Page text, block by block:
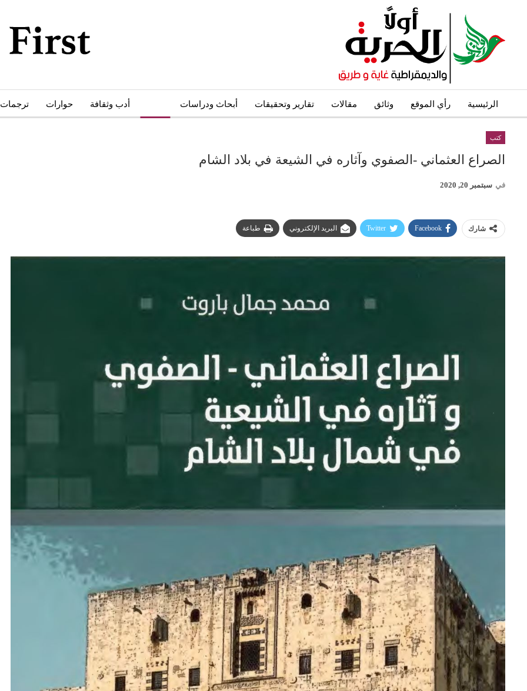
الرئيسية رأي الموقع وثائق مقالات تقارير وتحقيقات أبحاث ودراسات أدب وثقافة حوارات ترجمات
كتب
الصراع العثماني -الصفوي وآثاره في الشيعة في بلاد الشام
في سبتمبر 20, 2020
شارك Facebook
Twitter البريد الإلكتروني طباعة
نحو استراتيجيّة للمعارضة السوريّة بشأن التحديات الصّهيونيّة
نوفمبر 27, 2024
قمة الرياض: أقوال تنتظر أفعالاً
نوفمبر 27, 2024
تعيينات ترامب: أنت لا تجني من الشوك العنب!
نوفمبر 27, 2024
ابن بطوطة عند تخوم سيبيريا!
انجازات نتنياهو !